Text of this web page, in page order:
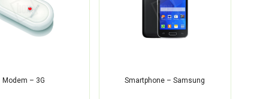
Modem – 3G Smartphone – Samsung